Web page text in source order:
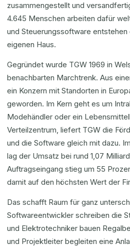
zusammengestellt und
4.645 Menschen arbeiten dafür
und Steuerungssoftware
eigenen Haus.
Gegründet wurde TGW 1969 in
benachbarten Marchtrenk. Aus
ein Konzern mit Standorten in
geworden. Im Kern geht es um
Modehändler oder ein
Verteilzentrum, liefert TGW die
und die Software gleich mit dazu.
lag der Umsatz bei rund 1,07
Auftragseingang stieg um 55
damit auf den höchsten Wert der
Das schafft Raum für ganz
Softwareentwickler schreiben die
und Elektrotechniker bauen
und Projektleiter begleiten eine